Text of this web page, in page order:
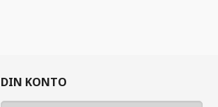
DIN KONTO